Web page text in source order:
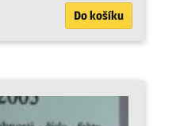
Do košíku